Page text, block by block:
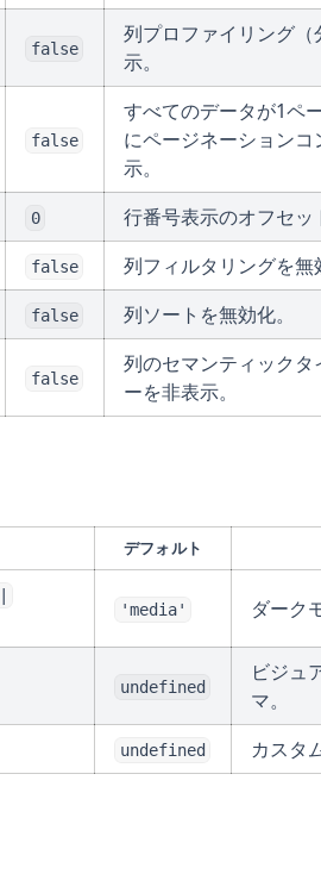
false
列プロファイリング
示。
false
すべてのデータが1ペ
にページネーション
示。
0 行番号表示のオフセッ
false 列フィルタリングを無
false 列ソートを無効化。
false
列のセマンティックタ
ーを非表示。
デフォルト
'media' ダーク
undefined
ビジュ
マ。
undefined カスタ